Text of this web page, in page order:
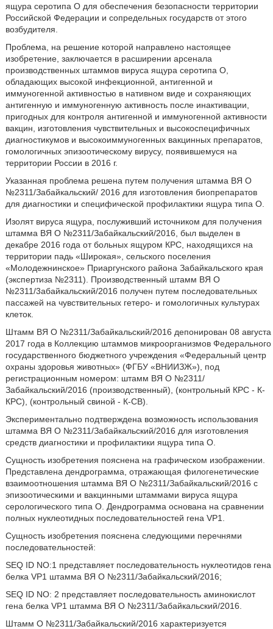
ящура серотипа О для обеспечения безопасности территории
Российской Федерации и сопредельных государств от этого
возбудителя.
Проблема, на решение которой направлено настоящее
изобретение, заключается в расширении арсенала
производственных штаммов вируса ящура серотипа О,
обладающих высокой инфекционной, антигенной и
иммуногенной активностью в нативном виде и сохраняющих
антигенную и иммуногенную активность после инактивации,
пригодных для контроля антигенной и иммуногенной активности
вакцин, изготовления чувствительных и высокоспецифичных
диагностикумов и высокоиммуногенных вакцинных препаратов,
гомологичных эпизоотическому вирусу, появившемуся на
территории России в 2016 г.
Указанная проблема решена путем получения штамма ВЯ О
№2311/Забайкальский/ 2016 для изготовления биопрепаратов
для диагностики и специфической профилактики ящура типа О.
Изолят вируса ящура, послуживший источником для получения
штамма ВЯ О №2311/Забайкальский/2016, был выделен в
декабре 2016 года от больных ящуром КРС, находящихся на
территории падь «Широкая», сельского поселения
«Молодежнинское» Приаргунского района Забайкальского края
(экспертиза №2311). Производственный штамм ВЯ О
№2311/3абайкальский/2016 получен путем последовательных
пассажей на чувствительных гетеро- и гомологичных культурах
клеток.
Штамм ВЯ О №2311/Забайкальский/2016 депонирован 08 августа
2017 года в Коллекцию штаммов микроорганизмов Федерального
государственного бюджетного учреждения «Федеральный центр
охраны здоровья животных» (ФГБУ «ВНИИЗЖ»), под
регистрационным номером: штамм ВЯ О №2311/
Забайкальский/2016 (производственный), (контрольный КРС - К-
КРС), (контрольный свиной - К-СВ).
Экспериментально подтверждена возможность использования
штамма ВЯ О №2311/Забайкальский/2016 для изготовления
средств диагностики и профилактики ящура типа О.
Сущность изобретения пояснена на графическом изображении.
Представлена дендрограмма, отражающая филогенетические
взаимоотношения штамма ВЯ О №2311/Забайкальский/2016 с
эпизоотическими и вакцинными штаммами вируса ящура
серологического типа О. Дендрограмма основана на сравнении
полных нуклеотидных последовательностей гена VP1.
Сущность изобретения пояснена следующими перечнями
последовательностей:
SEQ ID NO:1 представляет последовательность нуклеотидов гена
белка VP1 штамма ВЯ О №2311/Забайкальский/2016;
SEQ ID NO: 2 представляет последовательность аминокислот
гена белка VP1 штамма ВЯ О №2311/Забайкальский/2016.
Штамм О №2311/Забайкальский/2016 характеризуется